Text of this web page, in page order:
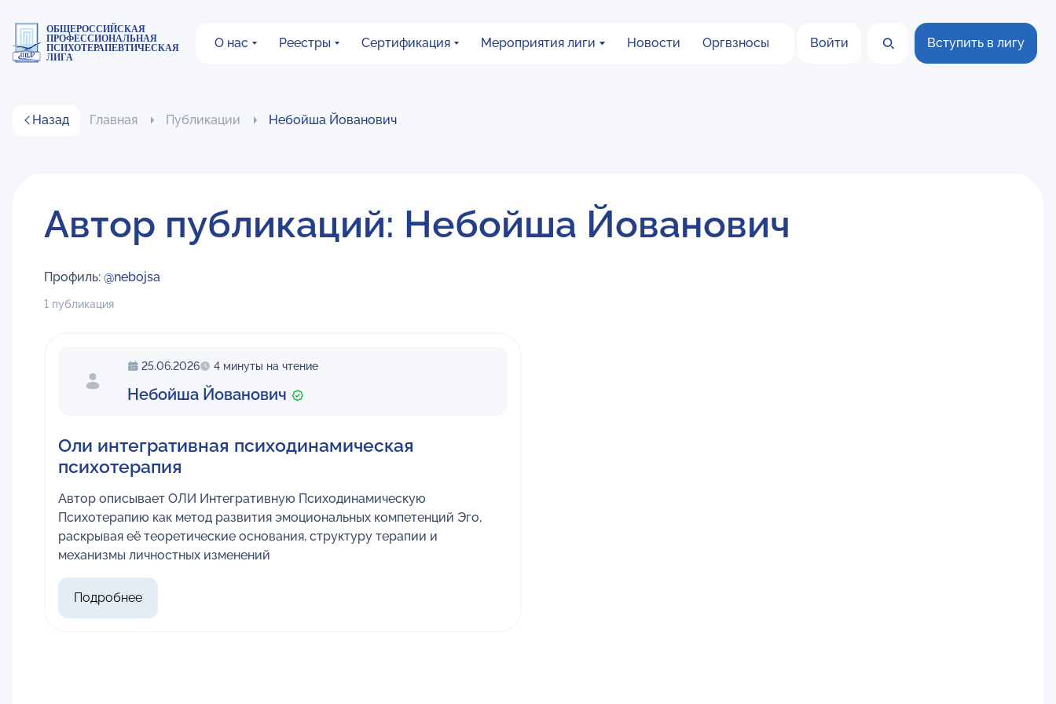
ОБЩЕРОССИЙСКАЯ
ПРОФЕССИОНАЛЬНАЯ
ПСИХОТЕРАПЕВТИЧЕСКАЯ
ЛИГА
О нас Реестры Сертификация Мероприятия лиги Новости Оргвзносы Войти Вступить в лигу
Назад Главная Публикации Небойша Йованович
Автор публикаций: Небойша Йованович
Профиль: @nebojsa
1 публикация
25.06.2026 4 минуты на чтение
Небойша Йованович
Оли интегративная психодинамическая
психотерапия
Автор описывает ОЛИ Интегративную Психодинамическую
Психотерапию как метод развития эмоциональных компетенций Эго,
раскрывая её теоретические основания, структуру терапии и
механизмы личностных изменений
Подробнее